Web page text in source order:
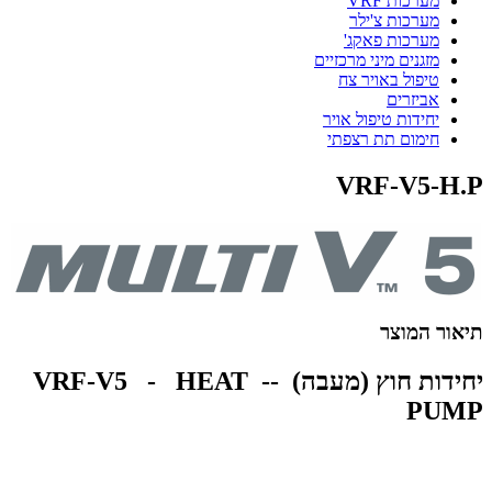
מערכות צ'ילר
מערכות פאקג'
מזגנים מיני מרכזיים
טיפול באויר צח
אביזרים
יחידות טיפול אויר
חימום תת רצפתי
VRF-V5-H.P
תיאור המוצר
יחידות חוץ (מעבה) -- VRF-V5 - HEAT
PUMP